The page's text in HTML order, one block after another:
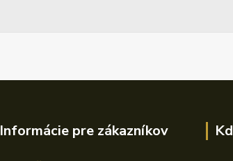
Informácie pre zákazníkov